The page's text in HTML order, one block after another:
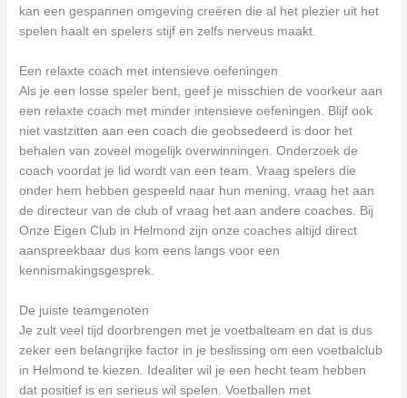
kan een gespannen omgeving creëren die al het plezier uit het
spelen haalt en spelers stijf en zelfs nerveus maakt.
Een relaxte coach met intensieve oefeningen
Als je een losse speler bent, geef je misschien de voorkeur aan
een relaxte coach met minder intensieve oefeningen. Blijf ook
niet vastzitten aan een coach die geobsedeerd is door het
behalen van zoveel mogelijk overwinningen. Onderzoek de
coach voordat je lid wordt van een team. Vraag spelers die
onder hem hebben gespeeld naar hun mening, vraag het aan
de directeur van de club of vraag het aan andere coaches. Bij
Onze Eigen Club in Helmond zijn onze coaches altijd direct
aanspreekbaar dus kom eens langs voor een
kennismakingsgesprek.
De juiste teamgenoten
Je zult veel tijd doorbrengen met je voetbalteam en dat is dus
zeker een belangrijke factor in je beslissing om een voetbalclub
in Helmond te kiezen. Idealiter wil je een hecht team hebben
dat positief is en serieus wil spelen. Voetballen met